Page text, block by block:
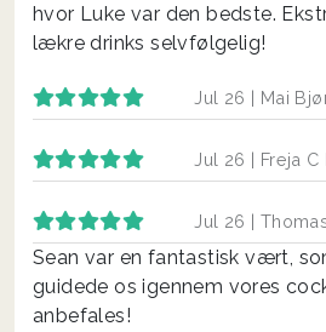
hvor Luke var den bedste.
lækre drinks selvfølgelig!
Jul 26 | Mai
Jul 26 | Freja C
Jul 26 |
Sean var en fantastisk vært,
guidede os igennem vores
anbefales!